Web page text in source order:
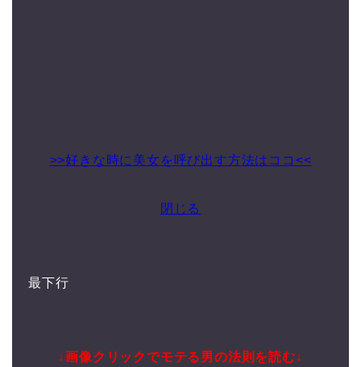
>>好きな時に美女を呼び出す方法はココ<<
閉じる
最下行
↓画像クリックでモテる男の法則を読む↓